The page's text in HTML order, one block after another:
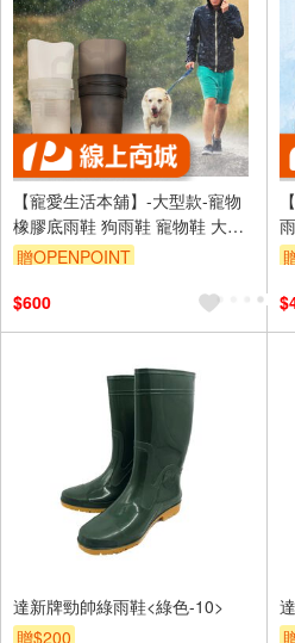
【寵愛生活本舖】-大型款-寵物
橡膠底雨鞋 狗雨鞋 寵物鞋 大狗
鞋
贈OPENPOINT
$600
達新牌勁帥綠雨鞋<綠色-10>
贈$200